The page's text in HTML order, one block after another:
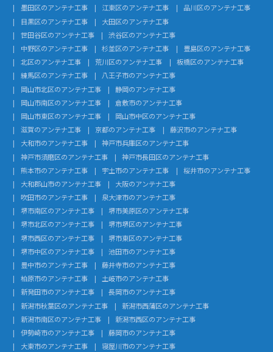
墨田区のアンテナ工事
江東区のアンテナ工事
品川区のアンテナ工事
目黒区のアンテナ工事
大田区のアンテナ工事
世田谷区のアンテナ工事
渋谷区のアンテナ工事
中野区のアンテナ工事
杉並区のアンテナ工事
豊島区のアンテナ工事
北区のアンテナ工事
荒川区のアンテナ工事
板橋区のアンテナ工事
練馬区のアンテナ工事
八王子市のアンテナ工事
岡山市北区のアンテナ工事
静岡のアンテナ工事
岡山市南区のアンテナ工事
倉敷市のアンテナ工事
岡山市東区のアンテナ工事
岡山市中区のアンテナ工事
滋賀のアンテナ工事
京都のアンテナ工事
藤沢市のアンテナ工事
大和市のアンテナ工事
神戸市兵庫区のアンテナ工事
神戸市須磨区のアンテナ工事
神戸市長田区のアンテナ工事
熊本市のアンテナ工事
宇土市のアンテナ工事
桜井市のアンテナ工事
大和郡山市のアンテナ工事
大阪のアンテナ工事
吹田市のアンテナ工事
泉大津市のアンテナ工事
堺市南区のアンテナ工事
堺市美原区のアンテナ工事
堺市北区のアンテナ工事
堺市堺区のアンテナ工事
堺市西区のアンテナ工事
堺市東区のアンテナ工事
堺市中区のアンテナ工事
池田市のアンテナ工事
豊中市のアンテナ工事
藤井寺市のアンテナ工事
柏原市のアンテナ工事
土岐市のアンテナ工事
新発田市のアンテナ工事
長岡市のアンテナ工事
新潟市秋葉区のアンテナ工事
新潟市西蒲区のアンテナ工事
新潟市南区のアンテナ工事
新潟市西区のアンテナ工事
伊勢崎市のアンテナ工事
藤岡市のアンテナ工事
大東市のアンテナ工事
寝屋川市のアンテナ工事